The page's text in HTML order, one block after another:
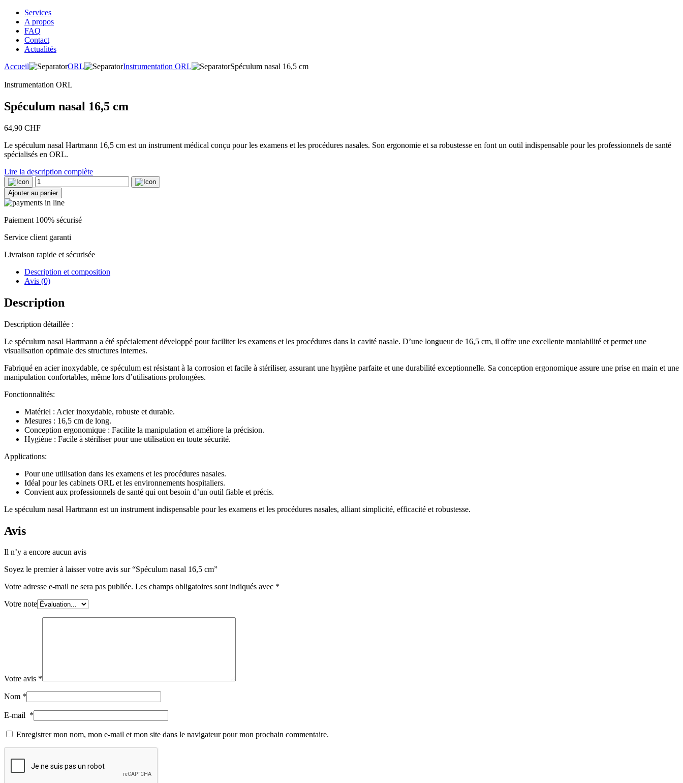
Services
A propos
FAQ
Contact
Actualités
Accueil
ORL Instrumentation ORL Spéculum nasal 16,5 cm
Instrumentation ORL
Spéculum nasal 16,5 cm
64,90 CHF
Le spéculum nasal Hartmann 16,5 cm est un instrument médical conçu pour les examens et les procédures nasales. Son ergonomie et sa robustesse en font un outil indispensable pour les professionnels de santé
spécialisés en ORL.
Lire la description complète
quantité
de
Spéculum
nasal
16,5
Ajouter au panier
Paiement 100% sécurisé
Service client garanti
Livraison rapide et sécurisée
Description et composition
Avis (0)
Description
Description détaillée :
Le spéculum nasal Hartmann a été spécialement développé pour faciliter les examens et les procédures dans la cavité nasale. D’une longueur de 16,5 cm, il offre une excellente maniabilité et permet une
visualisation optimale des structures internes.
Fabriqué en acier inoxydable, ce spéculum est résistant à la corrosion et facile à stériliser, assurant une hygiène parfaite et une durabilité exceptionnelle. Sa conception ergonomique assure une prise en main et une
manipulation confortables, même lors d’utilisations prolongées.
Fonctionnalités:
Matériel : Acier inoxydable, robuste et durable.
Mesures : 16,5 cm de long.
Conception ergonomique : Facilite la manipulation et améliore la précision.
Hygiène : Facile à stériliser pour une utilisation en toute sécurité.
Applications:
Pour une utilisation dans les examens et les procédures nasales.
Idéal pour les cabinets ORL et les environnements hospitaliers.
Convient aux professionnels de santé qui ont besoin d’un outil fiable et précis.
Le spéculum nasal Hartmann est un instrument indispensable pour les examens et les procédures nasales, alliant simplicité, efficacité et robustesse.
Avis
Il n’y a encore aucun avis
Soyez le premier à laisser votre avis sur “Spéculum nasal 16,5 cm”
Votre adresse e-mail ne sera pas publiée. Les champs obligatoires sont indiqués avec *
Votre note
Votre avis *
Nom *
E-mail *
Enregistrer mon nom, mon e-mail et mon site dans le navigateur pour mon prochain commentaire.